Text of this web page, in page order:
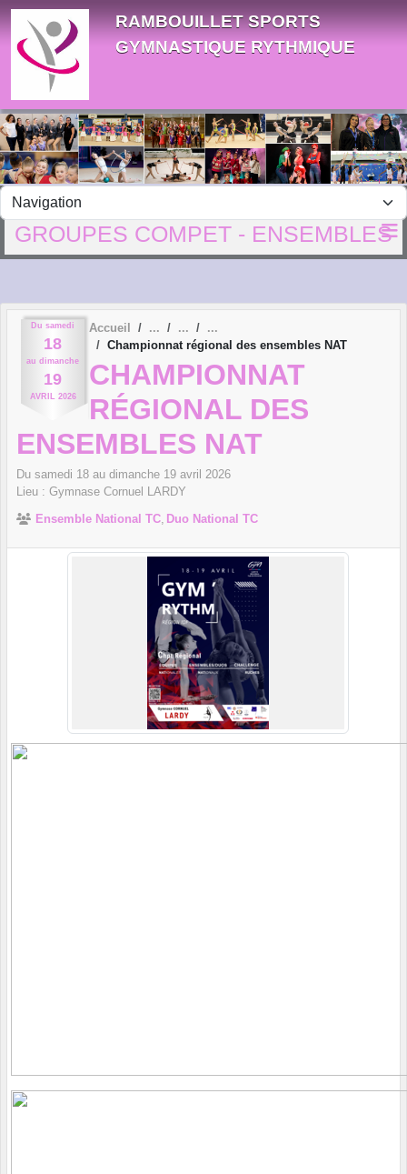
RAMBOUILLET SPORTS
GYMNASTIQUE RYTHMIQUE
GROUPES COMPET - ENSEMBLES
Du samedi
18
au dimanche
19
AVRIL 2026
Accueil
Championnat régional des ensembles NAT
CHAMPIONNAT
RÉGIONAL DES
ENSEMBLES NAT
Du samedi 18 au dimanche 19 avril 2026
Lieu : Gymnase Cornuel LARDY
Ensemble National TC Duo National TC
Panneau de gestion des cookies